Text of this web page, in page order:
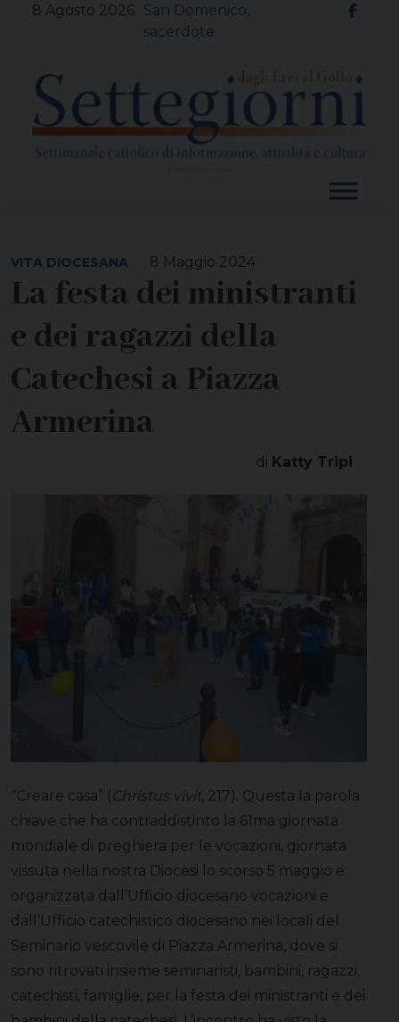
8 Agosto 2026 San Domenico,
sacerdote
8 Maggio 2024
VITA DIOCESANA
La festa dei ministranti
e dei ragazzi della
Catechesi a Piazza
Armerina
di Katty Tripi
“Creare casa” (Christus vivit , 217). Questa la parola
chiave che ha contraddistinto la 61ma giornata
mondiale di preghiera per le vocazioni, giornata
vissuta nella nostra Diocesi lo scorso 5 maggio e
organizzata dall’Ufficio diocesano vocazioni e
dall’Ufficio catechistico diocesano nei locali del
Seminario vescovile di Piazza Armerina, dove si
sono ritrovati insieme seminaristi, bambini, ragazzi,
catechisti, famiglie, per la festa dei ministranti e dei